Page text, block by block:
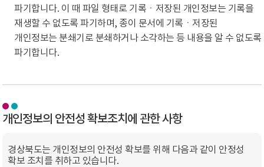
파기합니다. 이 때 파일 형태로 기록ㆍ저장된 개인정보는 기록을
재생할 수 없도록 파기하며, 종이 문서에 기록ㆍ저장된
개인정보는 분쇄기로 분쇄하거나 소각하는 등 내용을 알 수 없도록
파기합니다.
개인정보의 안전성 확보조치에 관한 사항
경상북도는 개인정보의 안전성 확보를 위해 다음과 같이 안정성
확보 조치를 취하고 있습니다.